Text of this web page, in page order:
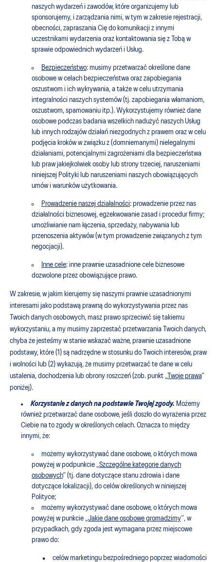
naszych wydarzeń i zawodów, które organizujemy lub
sponsorujemy, i zarządzania nimi, w tym w zakresie rejestracji,
obecności, zapraszania Cię do komunikacji z innymi
uczestnikami wydarzenia oraz kontaktowania się z Tobą w
sprawie odpowiednich wydarzeń i Usług.
Bezpieczeństwo: musimy przetwarzać określone dane
osobowe w celach bezpieczeństwa oraz zapobiegania
oszustwom i ich wykrywania, a także w celu utrzymania
integralności naszych systemów (tj. zapobiegania włamaniom,
oszustwom, spamowaniu itp.). Wykorzystujemy również dane
osobowe podczas badania wszelkich nadużyć naszych Usług
lub innych rodzajów działań niezgodnych z prawem oraz w celu
podjęcia kroków w związku z (domniemanymi) nielegalnymi
działaniami, potencjalnymi zagrożeniami dla bezpieczeństwa
lub praw jakiejkolwiek osoby lub strony trzeciej, naruszeniami
niniejszej Polityki lub naruszeniami naszych obowiązujących
umów i warunków użytkowania.
Prowadzenie naszej działalności: prowadzenie przez nas
działalności biznesowej, egzekwowanie zasad i procedur firmy;
umożliwianie nam łączenia, sprzedaży, nabywania lub
przenoszenia aktywów (w tym prowadzenie związanych z tym
negocjacji).
Inne cele: inne prawnie uzasadnione cele biznesowe
dozwolone przez obowiązujące prawo.
W zakresie, w jakim kierujemy się naszymi prawnie uzasadnionymi
interesami jako podstawą prawną do wykorzystywania przez nas
Twoich danych osobowych, masz prawo sprzeciwić się takiemu
wykorzystaniu, a my musimy zaprzestać przetwarzania Twoich danych,
chyba że jesteśmy w stanie wskazać ważne, prawnie uzasadnione
podstawy, które (1) są nadrzędne w stosunku do Twoich interesów, praw
i wolności lub (2) wykazują, że musimy przetwarzać te dane w celu
ustalenia, dochodzenia lub obrony roszczeń (zob. punkt „ Twoje prawa”
poniżej).
Korzystanie z danych na podstawie Twojej zgody. Możemy
również przetwarzać dane osobowe, jeśli doszło do wyrażenia przez
Ciebie na to zgody w określonych celach. Oznacza to między
innymi, że:
możemy wykorzystywać dane osobowe, o których mowa
powyżej w podpunkcie „Szczególne kategorie danych
osobowych” (tj. dane dotyczące stanu zdrowia i dane
dotyczące lokalizacji), do celów określonych w niniejszej
Polityce;
możemy wykorzystywać dane osobowe, o których mowa
powyżej w punkcie „Jakie dane osobowe gromadzimy”, w
przypadkach, gdy zgoda jest wymagana przez miejscowe
prawo do:
celów marketingu bezpośredniego poprzez wiadomości